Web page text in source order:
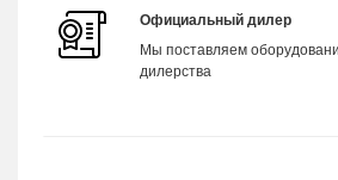
Официальный дилер
Мы поставляем
дилерства